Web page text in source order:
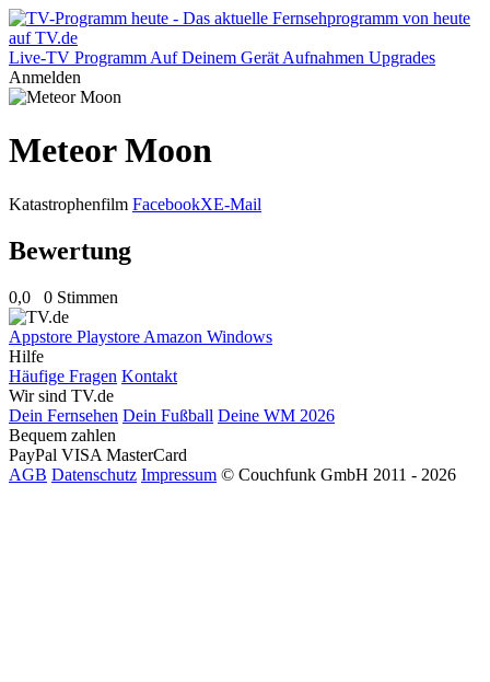
Live-TV Programm Auf Deinem Gerät Aufnahmen Upgrades
Anmelden
Meteor Moon
Katastrophenfilm FacebookXE-Mail
Bewertung
0,0 0 Stimmen
Appstore Playstore Amazon Windows
Hilfe
Häufige Fragen Kontakt
Wir sind TV.de
Dein Fernsehen Dein Fußball Deine WM 2026
Bequem zahlen
PayPal VISA MasterCard
AGB Datenschutz Impressum © Couchfunk GmbH 2011 - 2026